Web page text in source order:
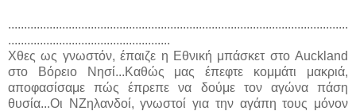
...........................................................................................................
...................................................
Χθες ως γνωστόν, έπαιζε η Εθνική μπάσκετ στο Auckland
στο Βόρειο Νησί...Καθώς μας έπεφτε κομμάτι μακριά,
αποφασίσαμε πώς έπρεπε να δούμε τον αγώνα πάση
θυσία...Οι ΝΖηλανδοί, γνωστοί για την αγάπη τους μόνον